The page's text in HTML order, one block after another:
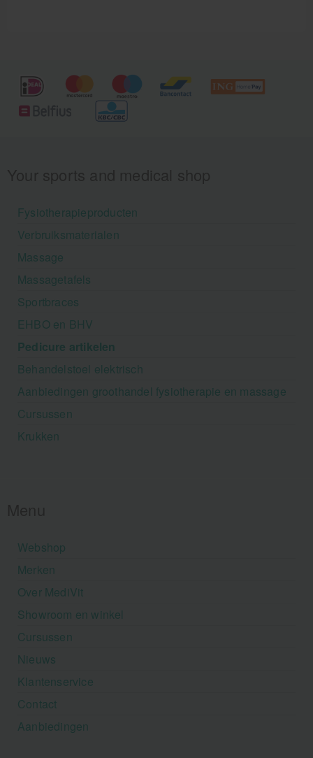
Fysiotherapieproducten
Verbruiksmaterialen
Massage
Massagetafels
Sportbraces
EHBO en BHV
Pedicure artikelen
Behandelstoel elektrisch
Aanbiedingen groothandel fysiotherapie en massage
Cursussen
Krukken
Webshop
Merken
Over MediVit
Showroom en winkel
Cursussen
Nieuws
Klantenservice
Contact
Aanbiedingen